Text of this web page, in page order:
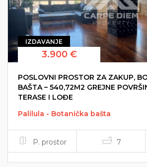
IZDAVANJE
3.900 €
POSLOVNI PROSTOR ZA ZAKUP,
BAŠTA – 540,72M2 GREJNE
TERASE I LOĐE
Palilula - Botanička bašta
P. prostor 7